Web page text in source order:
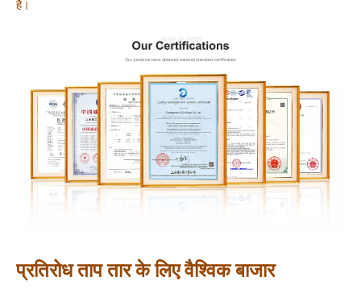
है।
प्रतिरोध ताप तार के लिए वैश्विक बाजार